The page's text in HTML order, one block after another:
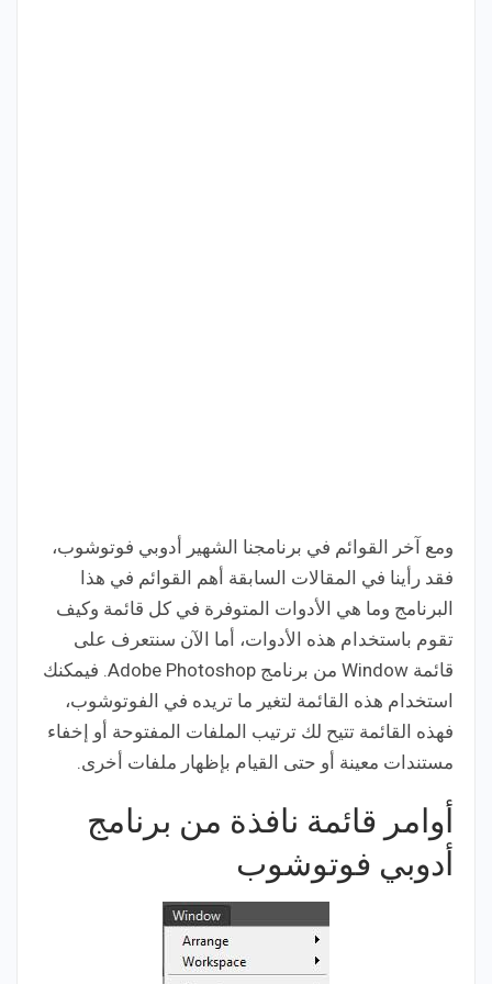
ومع آخر القوائم في برنامجنا الشهير أدوبي فوتوشوب،
فقد رأينا في المقالات السابقة أهم القوائم في هذا
البرنامج وما هي الأدوات المتوفرة في كل قائمة وكيف
تقوم باستخدام هذه الأدوات، أما الآن سنتعرف على
قائمة Window من برنامج Adobe Photoshop. فيمكنك
استخدام هذه القائمة لتغير ما تريده في الفوتوشوب،
فهذه القائمة تتيح لك ترتيب الملفات المفتوحة أو إخفاء
مستندات معينة أو حتى القيام بإظهار ملفات أخرى.
أوامر قائمة نافذة من برنامج
أدوبي فوتوشوب